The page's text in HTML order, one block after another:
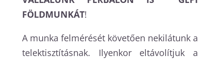
FÖLDMUNKÁT!
A munka felmérését követően nekilátunk a
telektisztításnak. Ilyenkor eltávolítjuk a